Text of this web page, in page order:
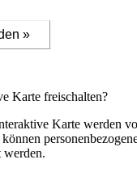
»
Karte freischalten?
Karte werden
werden.